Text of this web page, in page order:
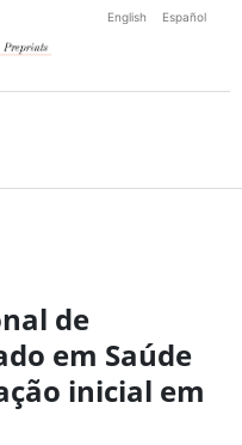
English Español
de
em Saúde
inicial em